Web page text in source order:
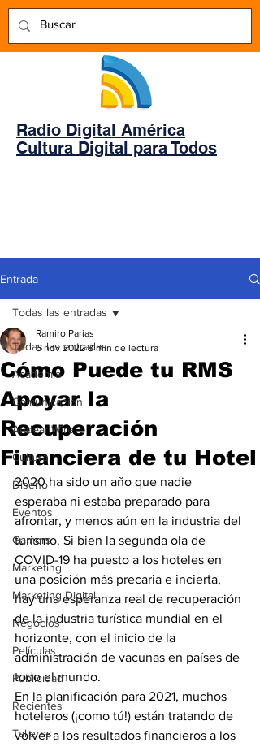
Radio Digital América
Cultura Digital para Todos
Entrada
Todas las entradas
Academia
Comunicación
AndeanWire
Cultura
Diseño
Eventos
Gamers
Marketing
Marketing Digital
Negocios
Películas
Publicidad
Recientes
Talleres
Todas las entradas
Cómo Puede tu RMS
Apoyar la
Recuperación
Financiera de tu Hotel
Ramiro Parias
6 nov 2022 8 min de lectura
2020 ha sido un año que nadie
esperaba ni estaba preparado para
afrontar, y menos aún en la industria del
turismo. Si bien la segunda ola de
COVID-19 ha puesto a los hoteles en
una posición más precaria e incierta,
hay una esperanza real de recuperación
de la industria turística mundial en el
horizonte, con el inicio de la
administración de vacunas en países de
todo el mundo.
En la planificación para 2021, muchos
hoteleros (¡como tú!) están tratando de
volver a los resultados financieros a los